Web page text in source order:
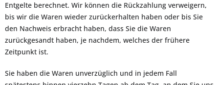
Entgelte berechnet. Wir können die Rückzahlung verweigern,
bis wir die Waren wieder zurückerhalten haben oder bis Sie
den Nachweis erbracht haben, dass Sie die Waren
zurückgesandt haben, je nachdem, welches der frühere
Zeitpunkt ist.
Sie haben die Waren unverzüglich und in jedem Fall